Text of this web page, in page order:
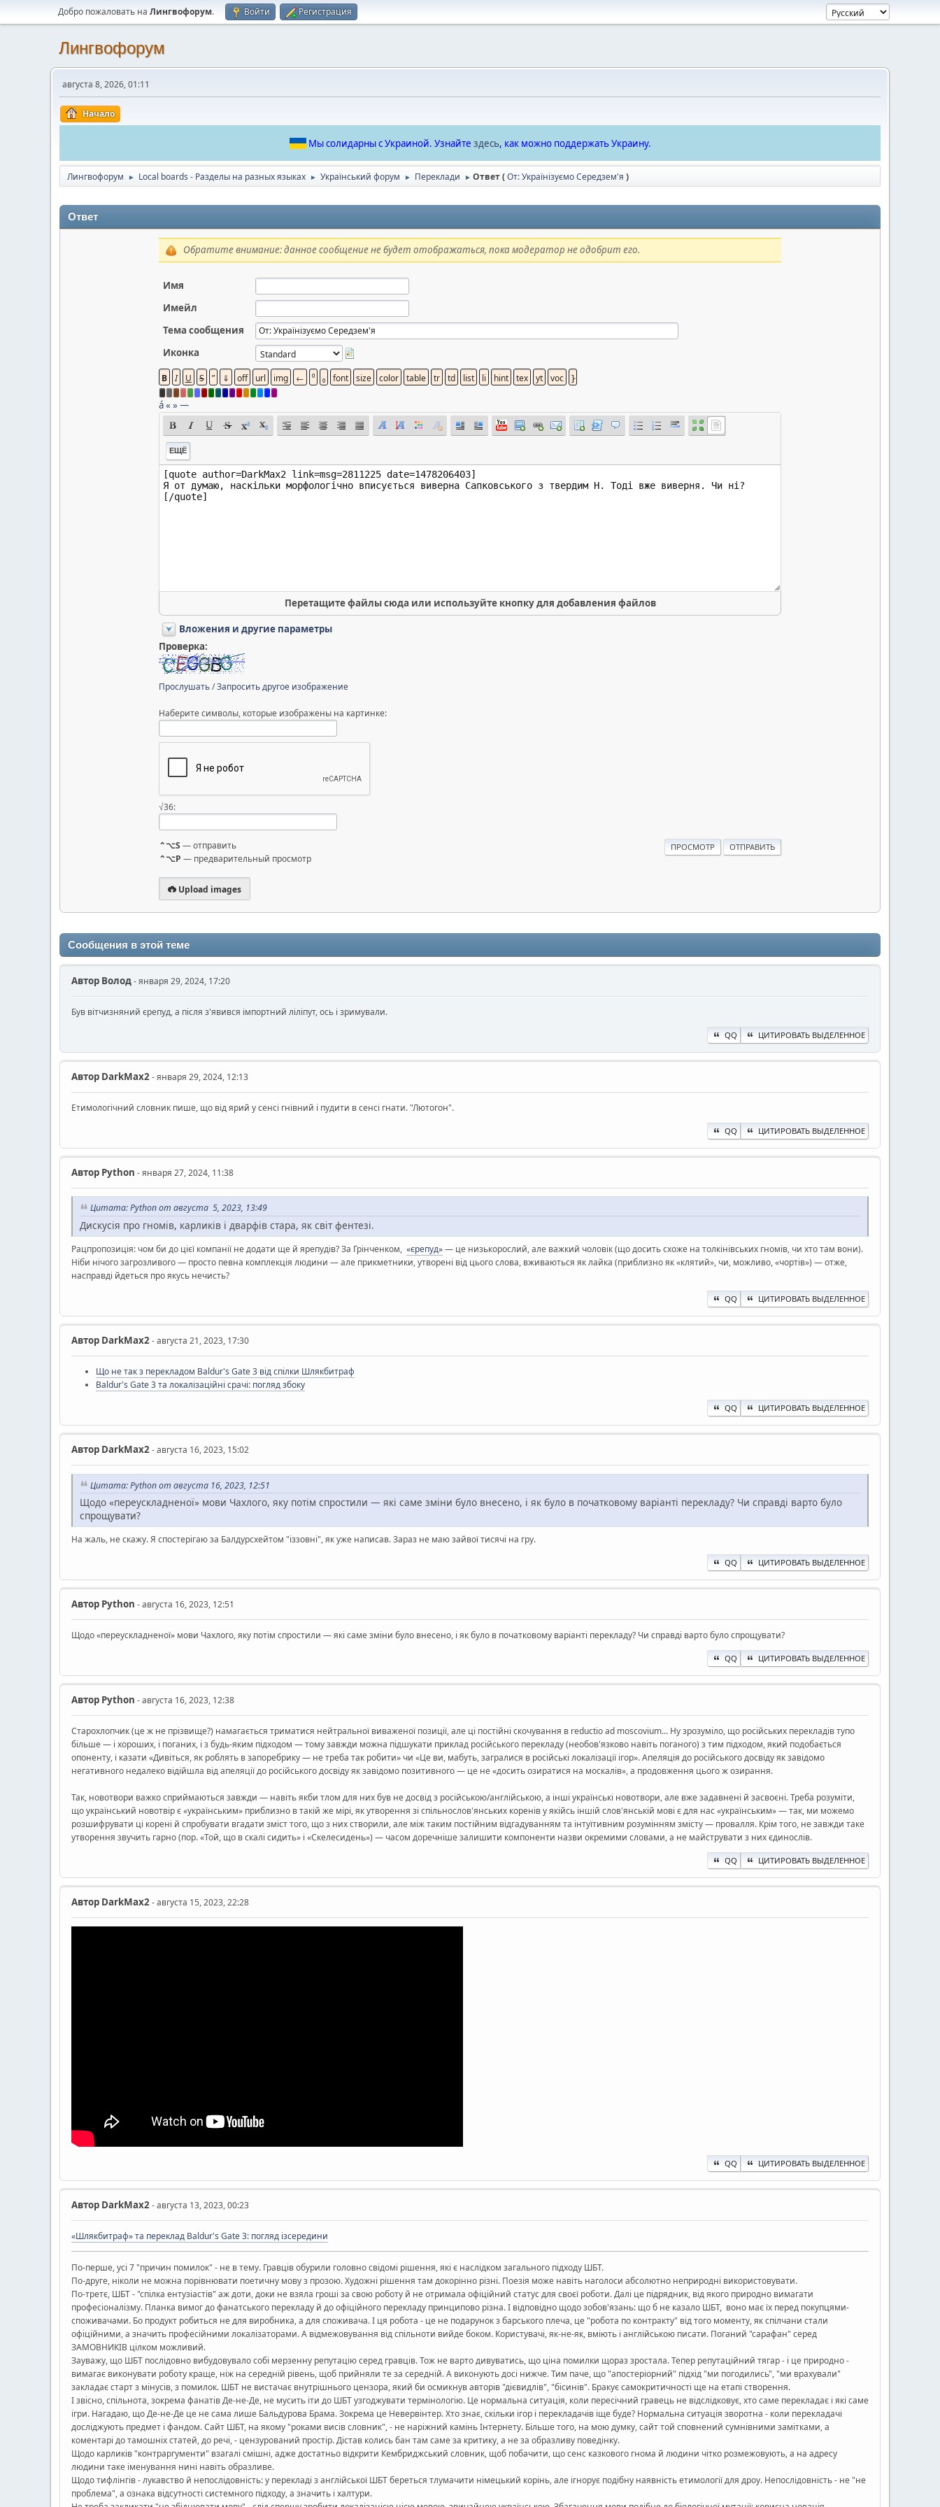
Добро пожаловать на Лингвофорум. Войти Регистрация
Лингвофорум
августа 8, 2026, 01:11
Начало
Мы солидарны с Украиной. Узнайте здесь, как можно поддержать Украину.
Лингвофорум ► Local boards - Разделы на разных языках ► Український форум ► Переклади ► Ответ (От: Українізуємо Середзем'я )
Ответ
Обратите внимание: данное сообщение не будет отображаться, пока модератор не одобрит его.
Имя
Имейл
Тема сообщения
Иконка
á« »—
ЕЩЁ
Перетащите файлы сюда или используйте кнопку для добавления файлов
Вложения и другие параметры
Проверка:
Прослушать/Запросить другое изображение
Наберите символы, которые изображены на картинке:
√36:
⌃⌥S — отправить
⌃⌥P — предварительный просмотр
Upload images
Сообщения в этой теме
Автор Волод- января 29, 2024, 17:20
Був вітчизняний єрепуд, а після з'явився імпортний ліліпут, ось і зримували.
QQ ЦИТИРОВАТЬ ВЫДЕЛЕННОЕ
Автор DarkMax2- января 29, 2024, 12:13
Етимологічний словник пише, що від ярий у сенсі гнівний і пудити в сенсі гнати. "Лютогон".
QQ ЦИТИРОВАТЬ ВЫДЕЛЕННОЕ
Автор Python - января 27, 2024, 11:38
Цитата: Python от августа 5, 2023, 13:49
Дискусія про гномів, карликів і дварфів стара, як світ фентезі.
Рацпропозиція: чом би до цієї компанії не додати ще й ярепудів? За Грінченком, «єрепуд»— це низькорослий, але важкий чоловік (що досить схоже на толкінівських гномів, чи хто там вони).
Ніби нічого загрозливого — просто певна комплекція людини — але прикметники, утворені від цього слова, вживаються як лайка (приблизно як «клятий», чи, можливо, «чортів») — отже,
насправді йдеться про якусь нечисть?
QQ ЦИТИРОВАТЬ ВЫДЕЛЕННОЕ
Автор DarkMax2- августа 21, 2023, 17:30
Що не так з перекладом Baldur's Gate 3 від спілки Шлякбитраф
Baldur's Gate 3 та локалізаційні срачі: погляд збоку
QQ ЦИТИРОВАТЬ ВЫДЕЛЕННОЕ
Автор DarkMax2- августа 16, 2023, 15:02
Цитата: Python от августа 16, 2023, 12:51
Щодо «переускладненої» мови Чахлого, яку потім спростили — які саме зміни було внесено, і як було в початковому варіанті перекладу? Чи справді варто було
спрощувати?
На жаль, не скажу. Я спостерігаю за Балдурсхейтом "іззовні", як уже написав. Зараз не маю зайвої тисячі на гру.
QQ ЦИТИРОВАТЬ ВЫДЕЛЕННОЕ
Автор Python - августа 16, 2023, 12:51
Щодо «переускладненої» мови Чахлого, яку потім спростили — які саме зміни було внесено, і як було в початковому варіанті перекладу? Чи справді варто було спрощувати?
QQ ЦИТИРОВАТЬ ВЫДЕЛЕННОЕ
Автор Python - августа 16, 2023, 12:38
Старохлопчик (це ж не прізвище?) намагається триматися нейтральної виваженої позиції, але ці постійні скочування в reductio ad moscovium... Ну зрозуміло, що російських перекладів тупо
більше — і хороших, і поганих, і з будь-яким підходом — тому завжди можна підшукати приклад російського перекладу (необов'язково навіть поганого) з тим підходом, який подобається
опоненту, і казати «Дивіться, як роблять в запоребрику — не треба так робити» чи «Це ви, мабуть, загралися в російські локалізації ігор». Апеляція до російського досвіду як завідомо
негативного недалеко відійшла від апеляції до російського досвіду як завідомо позитивного — це не «досить озиратися на москалів», а продовження цього ж озирання.
Так, новотвори важко сприймаються завжди — навіть якби тлом для них був не досвід з російською/англійською, а інші українські новотвори, але вже задавнені й засвоєні. Треба розуміти,
що український новотвір є «українським» приблизно в такій же мірі, як утворення зі спільнослов'янських коренів у якійсь іншій слов'янській мові є для нас «українським» — так, ми можемо
розшифрувати ці корені й спробувати вгадати зміст того, що з них створили, але між таким постійним відгадуванням та інтуїтивним розумінням змісту — провалля. Крім того, не завжди таке
утворення звучить гарно (пор. «Той, що в скалі сидить» і «Скелесидень») — часом доречніше залишити компоненти назви окремими словами, а не майструвати з них єдинослів.
QQ ЦИТИРОВАТЬ ВЫДЕЛЕННОЕ
Автор DarkMax2- августа 15, 2023, 22:28
QQ ЦИТИРОВАТЬ ВЫДЕЛЕННОЕ
Автор DarkMax2- августа 13, 2023, 00:23
«Шлякбитраф» та переклад Baldur's Gate 3: погляд ізсередини
По-перше, усі 7 "причин помилок" - не в тему. Гравців обурили головно свідомі рішення, які є наслідком загального підходу ШБТ.
По-друге, ніколи не можна порівнювати поетичну мову з прозою. Художні рішення там докорінно різні. Поезія може навіть наголоси абсолютно неприродні використовувати.
По-третє, ШБТ - "спілка ентузіастів" аж доти, доки не взяла гроші за свою роботу й не отримала офіційний статус для своєї роботи. Далі це підрядник, від якого природно вимагати
професіоналізму. Планка вимог до фанатського перекладу й до офіційного перекладу принципово різна. І відповідно щодо зобов'язань: що б не казало ШБТ, воно має їх перед покупцями-
споживачами. Бо продукт робиться не для виробника, а для споживача. І ця робота - це не подарунок з барського плеча, це "робота по контракту" від того моменту, як спілчани стали
офіційними, а значить професійними локалізаторами. А відмежовування від спільноти вийде боком. Користувачі, як-не-як, вміють і англійською писати. Поганий "сарафан" серед
ЗАМОВНИКІВ цілком можливий.
Зауважу, що ШБТ послідовно вибудовувало собі мерзенну репутацію серед гравців. Тож не варто дивуватись, що ціна помилки щораз зростала. Тепер репутаційний тягар - і це природно -
вимагає виконувати роботу краще, ніж на середній рівень, щоб прийняли те за середній. А виконують досі нижче. Тим паче, що "апостеріорний" підхід "ми погодились", "ми врахували"
закладає старт з мінусів, з помилок. ШБТ не вистачає внутрішнього цензора, який би осмикнув авторів "дієвидлів", "бісинів". Бракує самокритичності ще на етапі створення.
І звісно, спільнота, зокрема фанатів Де-не-Де, не мусить іти до ШБТ узгоджувати термінологію. Це нормальна ситуація, коли пересічний гравець не відслідковує, хто саме перекладає і які саме
ігри. Нагадаю, що Де-не-Де це не сама лише Бальдурова Брама. Зокрема це Невервінтер. Хто знає, скільки ігор і перекладачів іще буде? Нормальна ситуація зворотна - коли перекладачі
досліджують предмет і фандом. Сайт ШБТ, на якому "роками висів словник", - не наріжний камінь Інтернету. Більше того, на мою думку, сайт той сповнений сумнівними замітками, а
коментарі до тамошніх статей, до речі, - цензурований простір. Дістав колись бан там саме за критику, а не за образливу поведінку.
Щодо карликів "контраргументи" взагалі смішні, адже достатньо відкрити Кембриджський словник, щоб побачити, що сенс казкового гнома й людини чітко розмежовують, а на адресу
людини таке іменування нині навіть образливе.
Щодо тифлінгів - лукавство й непослідовність: у перекладі з англійської ШБТ береться тлумачити німецький корінь, але ігнорує подібну наявність етимології для дроу. Непослідовність - не "не
проблема", а ознака відсутності системного підходу, а значить і халтури.